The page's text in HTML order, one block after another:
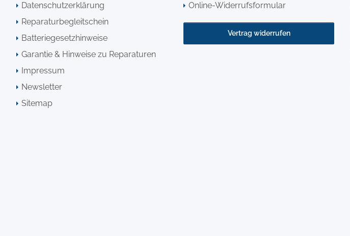
Datenschutzerklärung
Reparaturbegleitschein
Batteriegesetzhinweise
Garantie & Hinweise zu Reparaturen
Impressum
Newsletter
Sitemap
Online-Widerrufsformular
Vertrag widerrufen